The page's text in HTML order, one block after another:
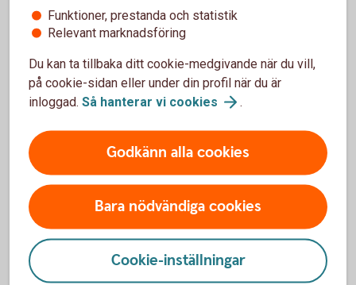
Så stärker du företagets
verksamhet i en föränderlig
värld:
Se till att hålla koll på företagets kassaflöde –
likviditetsbudget så att du får klart för dig om,
och i så fall när, du riskerar att få
Bygg en buffert, eller förstärk den som redan
finns, för att klara sämre tider och oförutsedda
Stresstesta företagets ekonomi. Vad händer
om lågkonjunkturen biter sig fast? Hur påverkas
Funktioner, prestanda och statistik
Relevant marknadsföring
Du kan ta tillbaka ditt cookie-medgivande när du vill,
på cookie-sidan eller under din profil när du är
inloggad. Så hanterar vi cookies .
Godkänn alla cookies
Bara nödvändiga cookies
Cookie-inställningar